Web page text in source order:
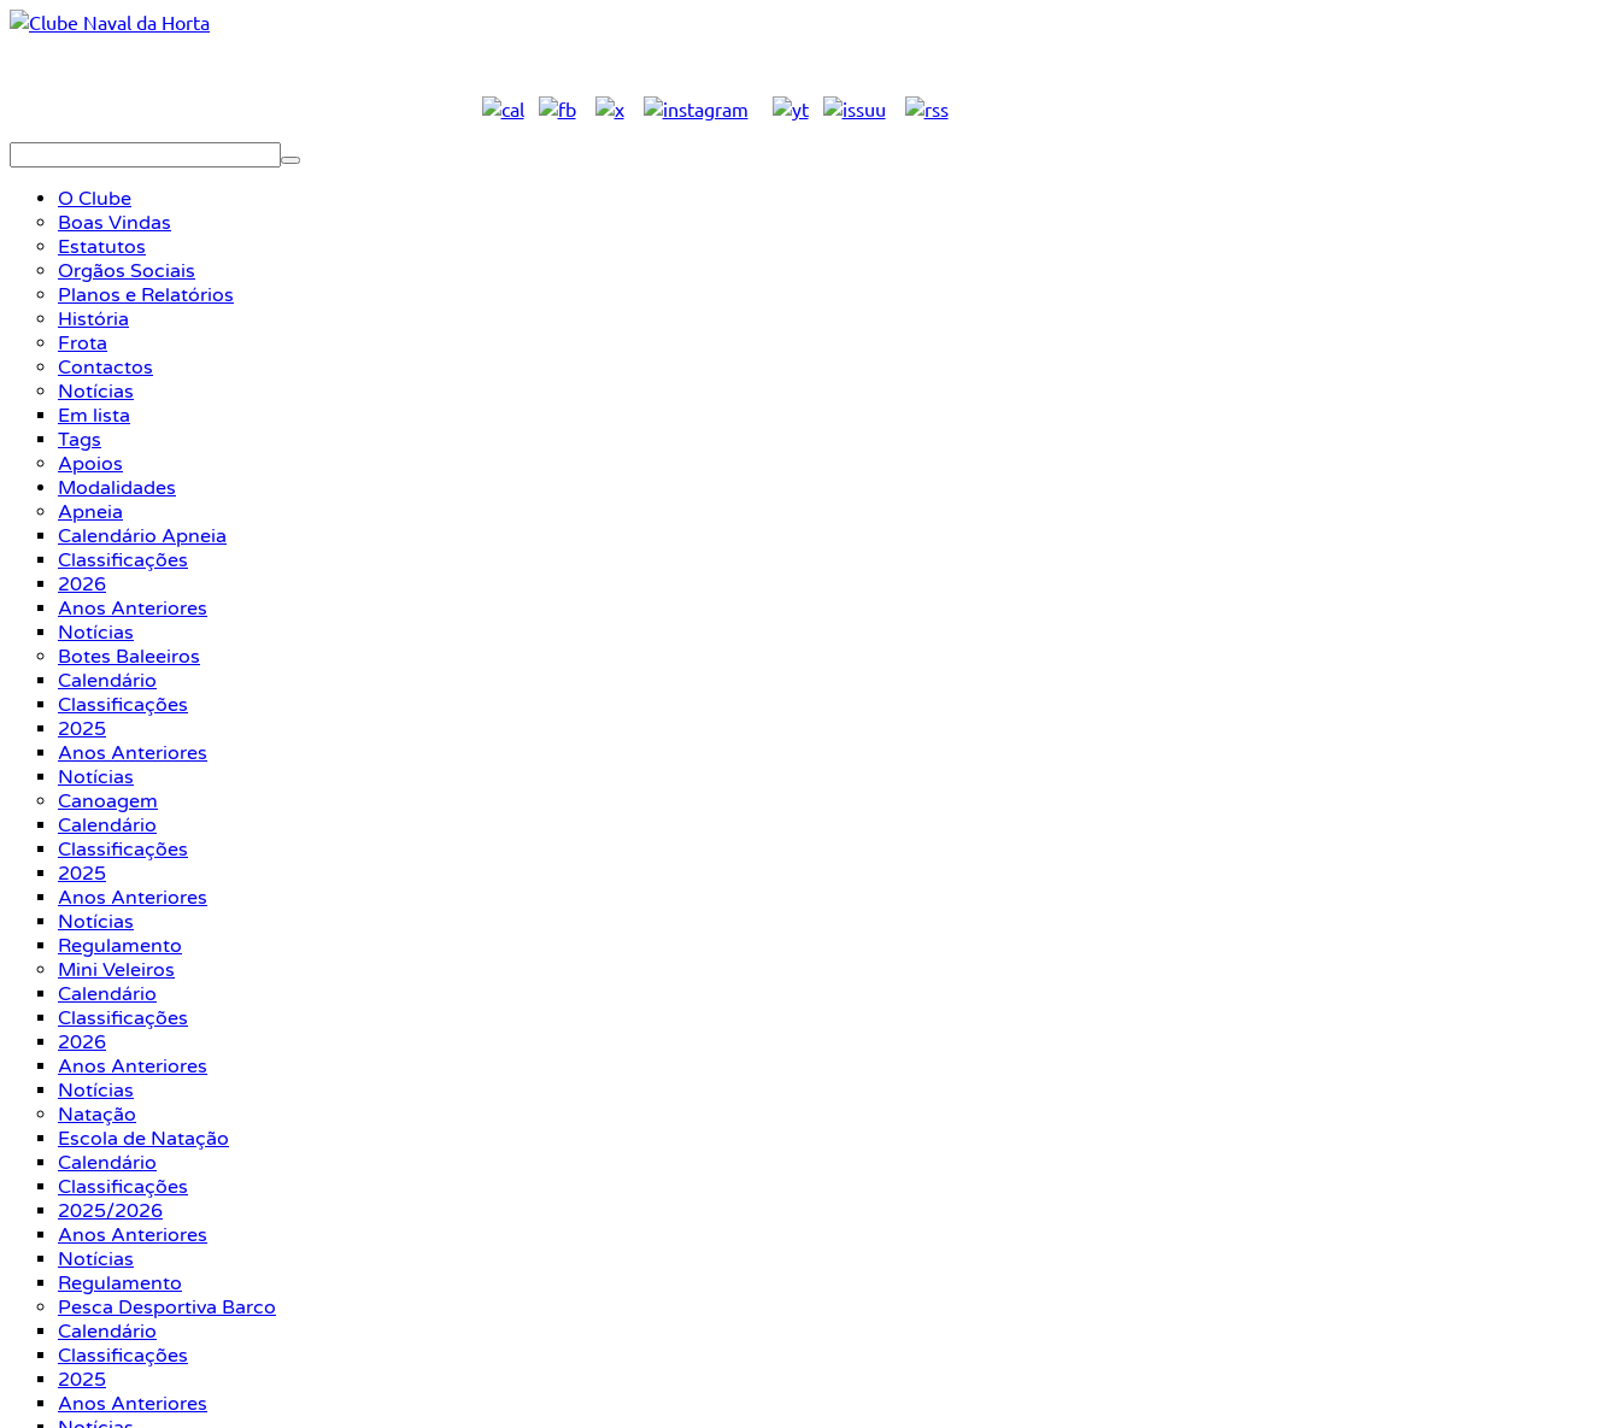
O Clube
Boas Vindas
Estatutos
Orgãos Sociais
Planos e Relatórios
História
Frota
Contactos
Notícias
Em lista
Tags
Apoios
Modalidades
Apneia
Calendário Apneia
Classificações
2026
Anos Anteriores
Notícias
Botes Baleeiros
Calendário
Classificações
2025
Anos Anteriores
Notícias
Canoagem
Calendário
Classificações
2025
Anos Anteriores
Notícias
Regulamento
Mini Veleiros
Calendário
Classificações
2026
Anos Anteriores
Notícias
Natação
Escola de Natação
Calendário
Classificações
2025/2026
Anos Anteriores
Notícias
Regulamento
Pesca Desportiva Barco
Calendário
Classificações
2025
Anos Anteriores